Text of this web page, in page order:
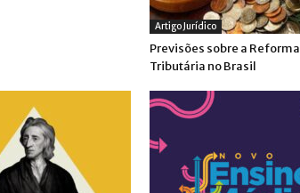
Artigo Jurídico
Previsões sobre a Reforma
Tributária no Brasil